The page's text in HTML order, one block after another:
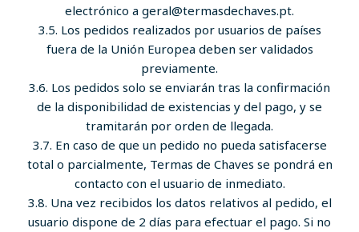
electrónico a geral@termasdechaves.pt.
3.5. Los pedidos realizados por usuarios de países
fuera de la Unión Europea deben ser validados
previamente.
3.6. Los pedidos solo se enviarán tras la confirmación
de la disponibilidad de existencias y del pago, y se
tramitarán por orden de llegada.
3.7. En caso de que un pedido no pueda satisfacerse
total o parcialmente, Termas de Chaves se pondrá en
contacto con el usuario de inmediato.
3.8. Una vez recibidos los datos relativos al pedido, el
usuario dispone de 2 días para efectuar el pago. Si no